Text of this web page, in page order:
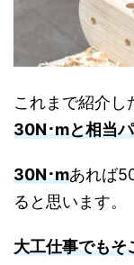
これまで紹介し
30N･mと相当
30N･mあれば
ると思います。
大工仕事でもそ